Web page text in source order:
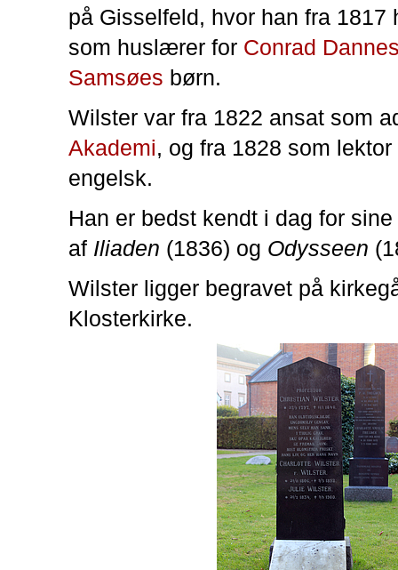
på Gisselfeld, hvor han fra 1817
som huslærer for Conrad
Samsøes børn.
Wilster var fra 1822 ansat som
Akademi, og fra 1828 som
engelsk.
Han er bedst kendt i dag for
af Iliaden (1836) og Odysseen
Wilster ligger begravet på
Klosterkirke.